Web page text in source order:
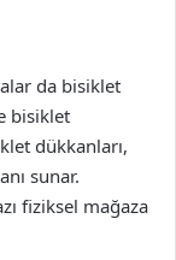
da bisiklet
bisiklet
dükkanları,
sunar.
fiziksel mağaza